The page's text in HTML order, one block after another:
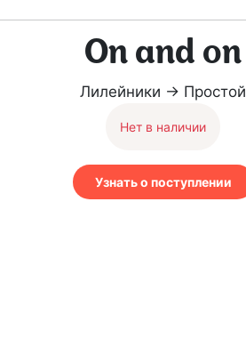
On and on
Лилейники → Простой
Нет в наличии
Узнать о поступлении